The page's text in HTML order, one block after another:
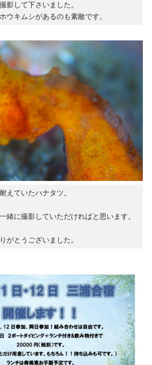
影して下さいました。
ウキムシがあるのも素敵です。
えていたハナタツ。
緒に撮影していただければと思います。
がとうございました。